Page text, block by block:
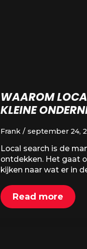
WAAROM
KLEINE
Frank september 24,
Local search is de
ontdekken. Het gaat
kijken naar wat er in
Read more